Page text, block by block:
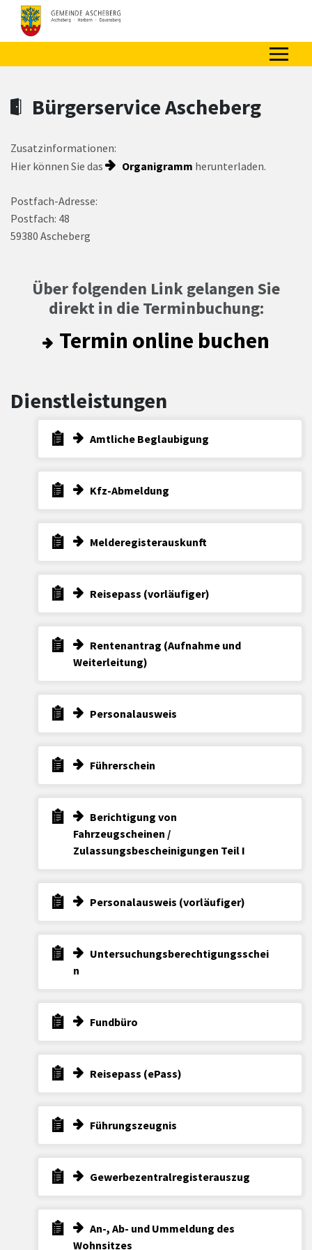
Zum Header
Zum Hauptinhalt
Zum Footer
Zum Hauptinhalt springen
Bürgerservice Ascheberg
Zusatzinformationen:
Hier können Sie das
Organigramm herunterladen.
Postfach-Adresse:
Postfach: 48
59380 Ascheberg
Über folgenden Link gelangen Sie
direkt in die Terminbuchung:
Termin online buchen
Dienstleistungen
Amtliche Beglaubigung
Kfz-Abmeldung
Melderegisterauskunft
Reisepass (vorläufiger)
Rentenantrag (Aufnahme und
Weiterleitung)
Personalausweis
Führerschein
Berichtigung von
Fahrzeugscheinen /
Zulassungsbescheinigungen Teil I
Personalausweis (vorläufiger)
Untersuchungsberechtigungsschei
n
Fundbüro
Reisepass (ePass)
Führungszeugnis
Gewerbezentralregisterauszug
An-, Ab- und Ummeldung des
Wohnsitzes